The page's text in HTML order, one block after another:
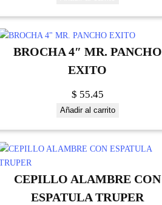
BROCHA 4″ MR. PANCHO
EXITO
$ 55.45
Añadir al carrito
CEPILLO ALAMBRE CON
ESPATULA TRUPER